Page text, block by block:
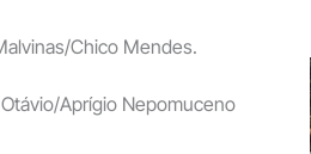
Chico Mendes.
Aprígio Nepomuceno